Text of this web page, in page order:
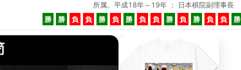
所属。平成18年～19年 ： 日本棋院副理事長
勝 勝 負 負 勝 負 勝 負 負 勝 負 勝 負 負 勝